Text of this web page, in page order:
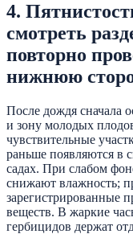
4.
смотреть
повторно
нижнюю
После дождя сначала
и зону молодых
чувствительные
раньше появляются в
садах. При слабом
снижают влажность;
зарегистрированные
веществ. В жаркие
гербицидов держат